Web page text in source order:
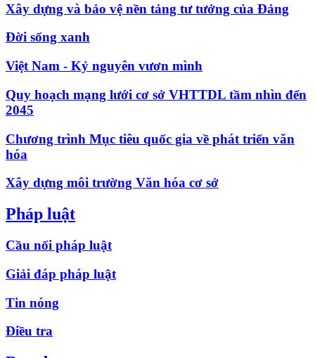
Xây dựng và bảo vệ nền tảng tư tưởng của Đảng
Đời sống xanh
Việt Nam - Kỷ nguyên vươn mình
Quy hoạch mạng lưới cơ sở VHTTDL tầm nhìn đến
2045
Chương trình Mục tiêu quốc gia về phát triển văn
hóa
Xây dựng môi trường Văn hóa cơ sở
Pháp luật
Cầu nối pháp luật
Giải đáp pháp luật
Tin nóng
Điều tra